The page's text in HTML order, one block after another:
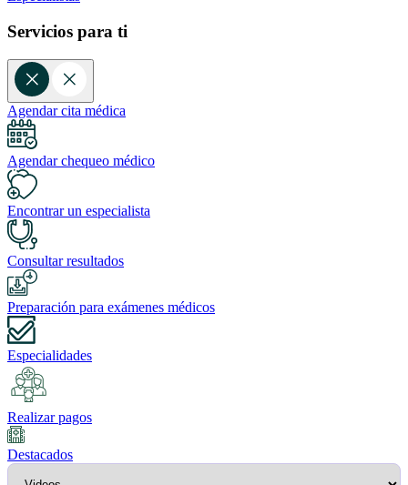
Servicios para ti
Agendar cita médica
Agendar chequeo médico
Encontrar un especialista
Consultar resultados
Preparación para exámenes médicos
Especialidades
Realizar pagos
Destacados